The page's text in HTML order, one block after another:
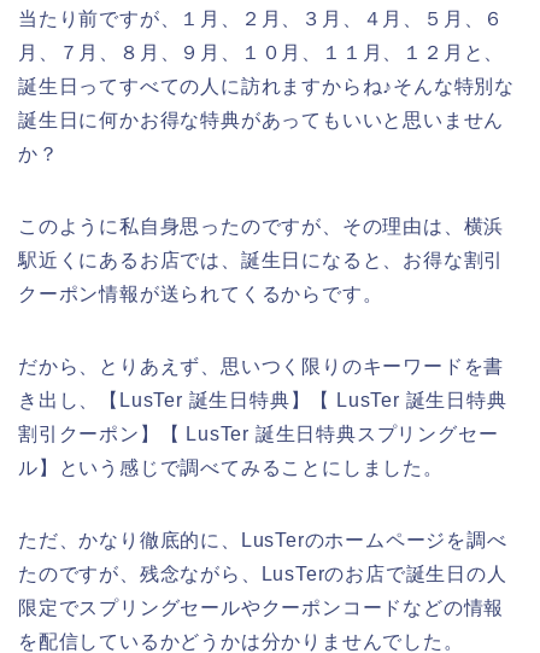
当たり前ですが、１月、２月、３月、４月、５月、６
月、７月、８月、９月、１０月、１１月、１２月と、
誕生日ってすべての人に訪れますからね♪そんな特別な
誕生日に何かお得な特典があってもいいと思いません
か？
このように私自身思ったのですが、その理由は、横浜
駅近くにあるお店では、誕生日になると、お得な割引
クーポン情報が送られてくるからです。
だから、とりあえず、思いつく限りのキーワードを書
き出し、【LusTer 誕生日特典】【 LusTer 誕生日特典
割引クーポン】【 LusTer 誕生日特典スプリングセー
ル】という感じで調べてみることにしました。
ただ、かなり徹底的に、LusTerのホームページを調べ
たのですが、残念ながら、LusTerのお店で誕生日の人
限定でスプリングセールやクーポンコードなどの情報
を配信しているかどうかは分かりませんでした。